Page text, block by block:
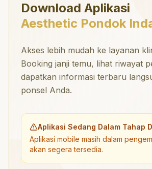
Download Aplikasi
Aesthetic Pondok
Akses lebih mudah ke layanan
Booking janji temu, lihat riwayat
dapatkan informasi terbaru
ponsel Anda.
Aplikasi Sedang Dalam Tahap
Aplikasi mobile masih dalam
akan segera tersedia.